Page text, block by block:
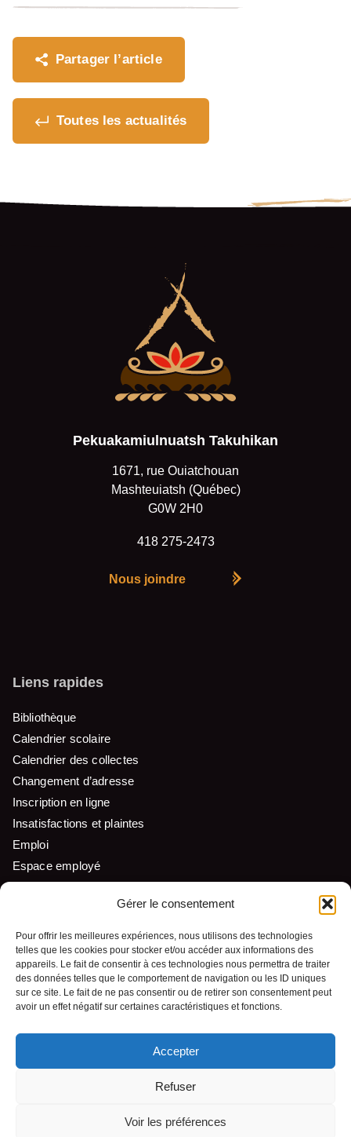
Gérer le consentement
Pour offrir les meilleures expériences, nous utilisons des technologies
telles que les cookies pour stocker et/ou accéder aux informations des
appareils. Le fait de consentir à ces technologies nous permettra de traiter
des données telles que le comportement de navigation ou les ID uniques
sur ce site. Le fait de ne pas consentir ou de retirer son consentement peut
avoir un effet négatif sur certaines caractéristiques et fonctions.
Accepter
Refuser
Voir les préférences
Où souhaitez-vous
partager cette page?
Partager l’article
Toutes les actualités
Pekuakamiulnuatsh Takuhikan
1671, rue Ouiatchouan
Mashteuiatsh (Québec)
G0W 2H0
418 275-2473
Nous joindre
Liens rapides
Bibliothèque
Calendrier scolaire
Calendrier des collectes
Changement d’adresse
Inscription en ligne
Insatisfactions et plaintes
Emploi
Espace employé
Nous suivre